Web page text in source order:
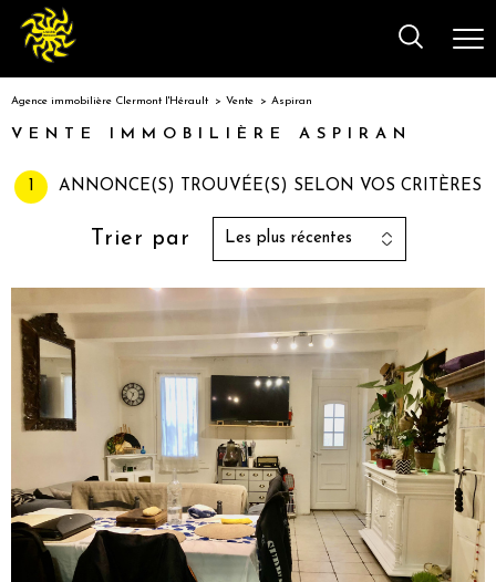
Agence immobilière Clermont l'Hérault Vente Aspiran
VENTE IMMOBILIÈRE ASPIRAN
1 ANNONCE(S) TROUVÉE(S) SELON VOS CRITÈRES
Trier par Les plus récentes